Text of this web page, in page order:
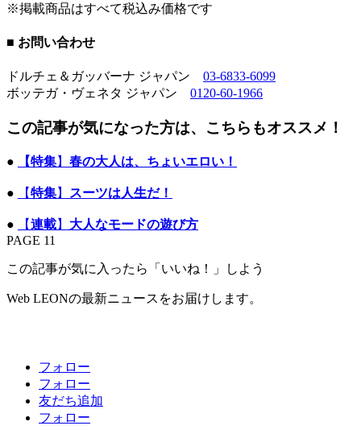
※掲載商品はすべて税込み価格です
■ お問い合わせ
ドルチェ＆ガッバーナ ジャパン 03-6833-6099
ボッテガ・ヴェネタ ジャパン 0120-60-1966
この記事が気になった方は、こちらもオススメ！
● 【特集】 春の大人は、ちょいエロい！
● 【特集】 スーツは人生だ！
● 【連載】 大人なモードの遊び方
PAGE 11
この記事が気に入ったら「いいね！」しよう
Web LEONの最新ニュースをお届けします。
フォロー
フォロー
友だち追加
フォロー